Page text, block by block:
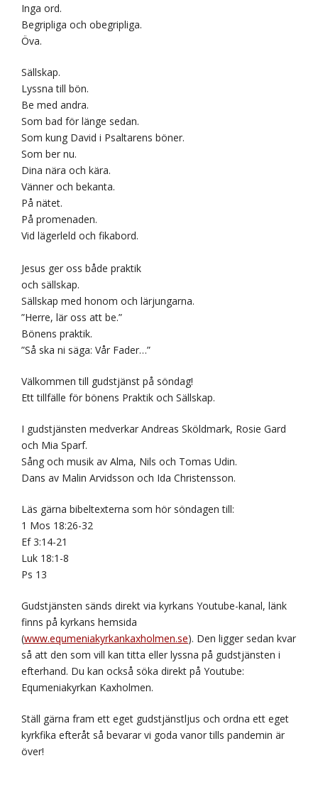
Inga ord.
Begripliga och obegripliga.
Öva.
Sällskap.
Lyssna till bön.
Be med andra.
Som bad för länge sedan.
Som kung David i Psaltarens böner.
Som ber nu.
Dina nära och kära.
Vänner och bekanta.
På nätet.
På promenaden.
Vid lägerleld och fikabord.
Jesus ger oss både praktik
och sällskap.
Sällskap med honom och lärjungarna.
”Herre, lär oss att be.”
Bönens praktik.
”Så ska ni säga: Vår Fader…”
Välkommen till gudstjänst på söndag!
Ett tillfälle för bönens Praktik och Sällskap.
I gudstjänsten medverkar Andreas Sköldmark, Rosie Gard
och Mia Sparf.
Sång och musik av Alma, Nils och Tomas Udin.
Dans av Malin Arvidsson och Ida Christensson.
Läs gärna bibeltexterna som hör söndagen till:
1 Mos 18:26-32
Ef 3:14-21
Luk 18:1-8
Ps 13
Gudstjänsten sänds direkt via kyrkans Youtube-kanal, länk
finns på kyrkans hemsida
(www.equmeniakyrkankaxholmen.se). Den ligger sedan kvar
så att den som vill kan titta eller lyssna på gudstjänsten i
efterhand. Du kan också söka direkt på Youtube:
Equmeniakyrkan Kaxholmen.
Ställ gärna fram ett eget gudstjänstljus och ordna ett eget
kyrkfika efteråt så bevarar vi goda vanor tills pandemin är
över!